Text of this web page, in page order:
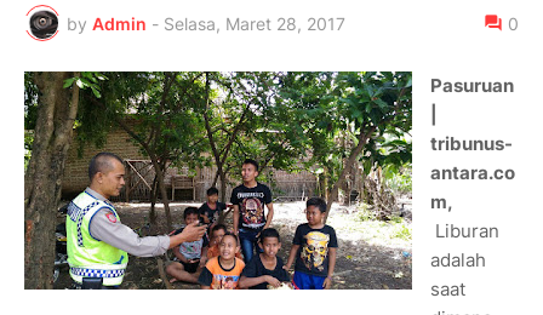
by Admin - Selasa, Maret 28, 2017 0
Pasuruan
tribunus-
antara.co
m,
Liburan
adalah
saat